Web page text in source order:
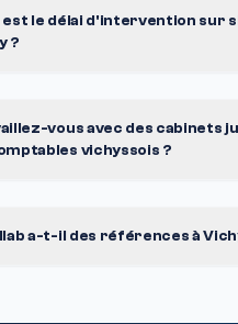
est le délai d'intervention sur
?
vous avec des cabinets
vichyssois ?
a-t-il des références à